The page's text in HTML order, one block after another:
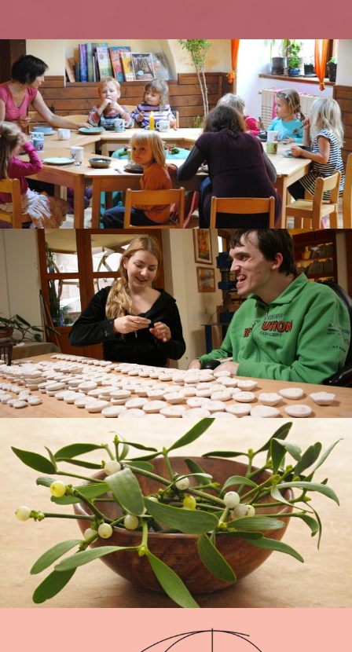
V plné úctě k lidské individualitě a v úctě před tajemstvím toho
druhého je dítěti ve waldorfské škole poskytována pomoc být
člověkem.
Co je to, co činí člověka člověkem? Léčebná pedagogika, právě
proto, že vnímá člověka v jeho celistvosti, se snaží působit na
tu část, která není zcela dostatečná, vždy z článku bytosti,
který je zdravý.
K tomu, co se lze o člověku dozvědět dnes uznávanými
vědeckými metodami, připojujeme poznatky založené na
duchovní vědě. K poznání fyzického člověka připojuje
antroposofie poznání duchového člověka.